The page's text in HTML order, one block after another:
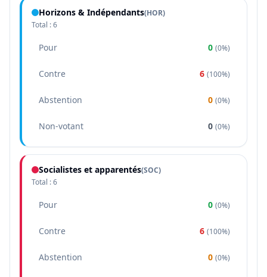
Horizons & Indépendants(HOR)
Total :6
Pour 0 (0%)
Contre 6 (100%)
Abstention 0 (0%)
Non-votant 0 (0%)
Socialistes et apparentés(SOC)
Total :6
Pour 0 (0%)
Contre 6 (100%)
Abstention 0 (0%)